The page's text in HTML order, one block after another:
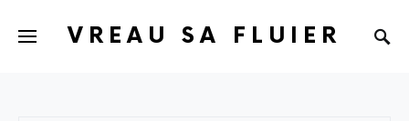
VREAU SA FLUIER